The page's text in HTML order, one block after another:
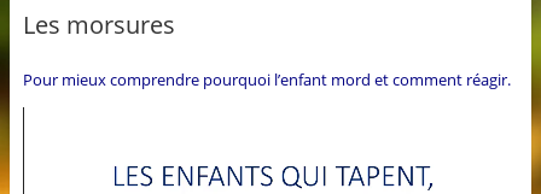
Les morsures
Pour mieux comprendre pourquoi l’enfant mord et comment réagir.